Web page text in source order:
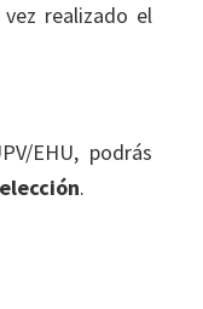
realizado el
EHU, podrás
.